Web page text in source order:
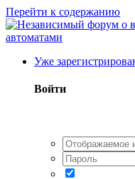
Перейти к содержанию
Уже
Войти